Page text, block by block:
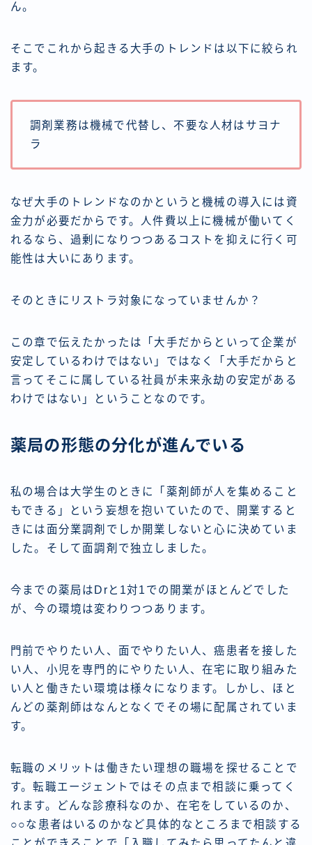
ん。
そこでこれから起きる大手のトレンドは以下に絞られ
ます。
調剤業務は機械で代替し、不要な人材はサヨナ
ラ
なぜ大手のトレンドなのかというと機械の導入には資
金力が必要だからです。人件費以上に機械が働いてく
れるなら、過剰になりつつあるコストを抑えに行く可
能性は大いにあります。
そのときにリストラ対象になっていませんか？
この章で伝えたかったは「大手だからといって企業が
安定しているわけではない」ではなく「大手だからと
言ってそこに属している社員が未来永劫の安定がある
わけではない」ということなのです。
薬局の形態の分化が進んでいる
私の場合は大学生のときに「薬剤師が人を集めること
もできる」という妄想を抱いていたので、開業すると
きには面分業調剤でしか開業しないと心に決めていま
した。そして面調剤で独立しました。
今までの薬局はDrと1対1での開業がほとんどでした
が、今の環境は変わりつつあります。
門前でやりたい人、面でやりたい人、癌患者を接した
い人、小児を専門的にやりたい人、在宅に取り組みた
い人と働きたい環境は様々になります。しかし、ほと
んどの薬剤師はなんとなくでその場に配属されていま
す。
転職のメリットは働きたい理想の職場を探せることで
す。転職エージェントではその点まで相談に乗ってく
れます。どんな診療科なのか、在宅をしているのか、
○○な患者はいるのかなど具体的なところまで相談する